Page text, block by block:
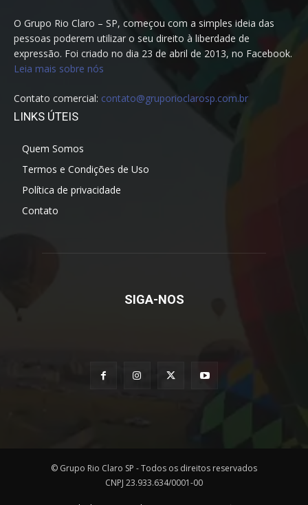
O Grupo Rio Claro – SP, começou com a simples ideia das
pessoas poderem utilizar o seu direito à liberdade de
expressão. Foi criado no dia 23 de abril de 2013, no Facebook.
Leia mais sobre nós
Contato comercial: contato@gruporioclarosp.com.br
LINKS ÚTEIS
Quem Somos
Termos e Condições de Uso
Política de privacidade
Contato
SIGA-NOS
© Grupo Rio Claro SP - Todos os direitos reservados
CNPJ 23.933.634/0001-00